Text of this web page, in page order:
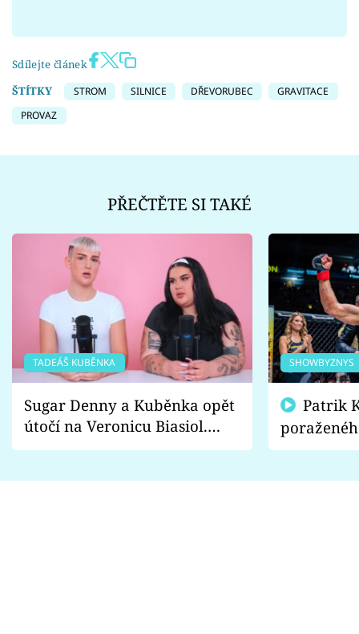
Sdílejte článek
ŠTÍTKY
STROM SILNICE DŘEVORUBEC
GRAVITACE
PROVAZ
PŘEČTĚTE SI TAKÉ
TADEÁŠ KUBĚNKA
Sugar Denny a Kuběnka opět
útočí na Veronicu Biasiol.
Proč je podle nich falešná a
SHOWBYZNYS
fanoušci